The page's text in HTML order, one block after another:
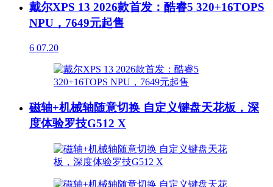
戴尔XPS 13 2026款首发：酷睿5 320+16TOPS
NPU，7649元起售
6 07.20
磁轴+机械轴随意切换 自定义键盘天花板，深
度体验罗技G512 X